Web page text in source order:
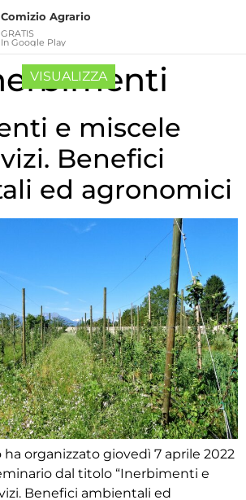
e miscele
Benefici
ed agronomici
ha organizzato giovedì 7 aprile 2022
dal titolo “Inerbimenti e
Benefici ambientali ed
Comizio Agrario
GRATIS
In Google Play
VISUALIZZA